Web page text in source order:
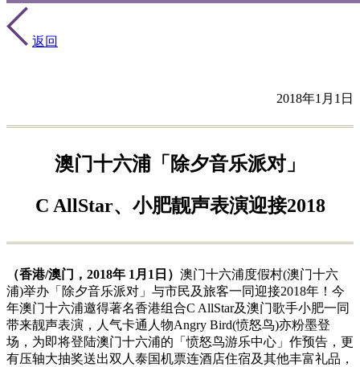
返回
2018年1月1日
澳门十六浦「除夕音乐派对」
C AllStar、小肥靓声表演迎接2018
（香港/澳门，2018年 1月1日） 澳门十六浦度假村(澳门十六
浦)举办「除夕音乐派对」与市民及旅客一同迎接2018年！今
年澳门十六浦邀得著名香港组合C AllStar及澳门歌手小肥一同
带来靓声表演，人气卡通人物Angry Bird(愤怒鸟)亦粉墨登
场，为即将登陆澳门十六浦的「愤怒鸟游乐中心」作预告，更
有压轴大抽奖送出双人泰国机票连酒店住宿及其他丰富礼品，